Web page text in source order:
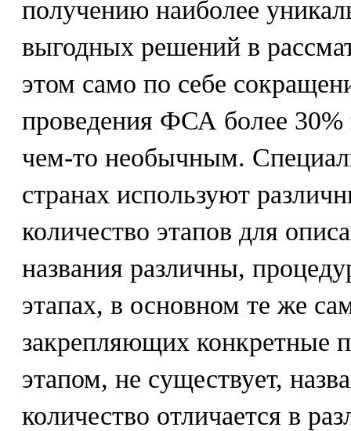
получению наиболее
выгодных решений в
этом само по себе
проведения ФСА более 30%
чем-то необычным.
странах используют
количество этапов для
названия различны,
этапах, в основном те же
закрепляющих конкретные
этапом, не существует,
количество отличается в